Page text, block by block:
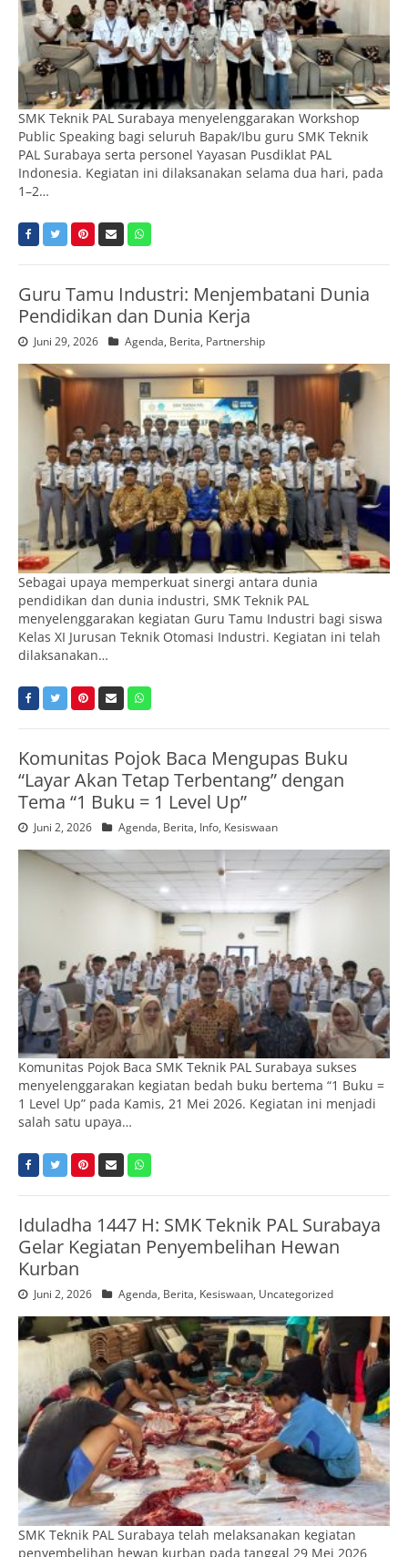
SMK Teknik PAL Surabaya menyelenggarakan Workshop
Public Speaking bagi seluruh Bapak/Ibu guru SMK Teknik
PAL Surabaya serta personel Yayasan Pusdiklat PAL
Indonesia. Kegiatan ini dilaksanakan selama dua hari, pada
1–2…
Guru Tamu Industri: Menjembatani Dunia
Pendidikan dan Dunia Kerja
Juni 29, 2026 Agenda, Berita, Partnership
Sebagai upaya memperkuat sinergi antara dunia
pendidikan dan dunia industri, SMK Teknik PAL
menyelenggarakan kegiatan Guru Tamu Industri bagi siswa
Kelas XI Jurusan Teknik Otomasi Industri. Kegiatan ini telah
dilaksanakan…
Komunitas Pojok Baca Mengupas Buku
“Layar Akan Tetap Terbentang” dengan
Tema “1 Buku = 1 Level Up”
Juni 2, 2026 Agenda, Berita, Info, Kesiswaan
Komunitas Pojok Baca SMK Teknik PAL Surabaya sukses
menyelenggarakan kegiatan bedah buku bertema “1 Buku =
1 Level Up” pada Kamis, 21 Mei 2026. Kegiatan ini menjadi
salah satu upaya…
Iduladha 1447 H: SMK Teknik PAL Surabaya
Gelar Kegiatan Penyembelihan Hewan
Kurban
Juni 2, 2026 Agenda, Berita, Kesiswaan, Uncategorized
SMK Teknik PAL Surabaya telah melaksanakan kegiatan
penyembelihan hewan kurban pada tanggal 29 Mei 2026